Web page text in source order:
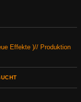
Effekte )// Produktion